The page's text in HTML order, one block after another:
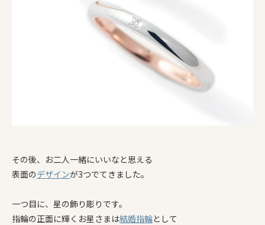
その後、お二人一緒にいいなと思える
表面のデザインが3つでてきました。
一つ目に、星の飾り彫りです。
指輪の正面に輝くお星さまは結婚指輪として